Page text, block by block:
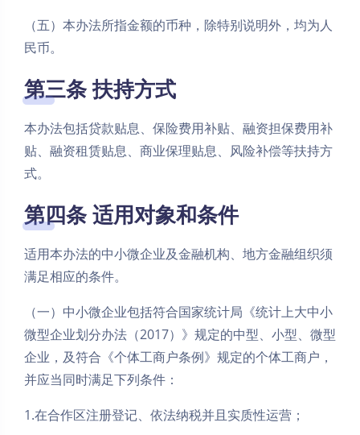
（五）本办法所指金额的币种，除特别说明外，均为人
民币。
第三条 扶持方式
本办法包括贷款贴息、保险费用补贴、融资担保费用补
贴、融资租赁贴息、商业保理贴息、风险补偿等扶持方
式。
第四条 适用对象和条件
适用本办法的中小微企业及金融机构、地方金融组织须
满足相应的条件。
（一）中小微企业包括符合国家统计局《统计上大中小
微型企业划分办法（2017）》规定的中型、小型、微型
企业，及符合《个体工商户条例》规定的个体工商户，
并应当同时满足下列条件：
1.在合作区注册登记、依法纳税并且实质性运营；